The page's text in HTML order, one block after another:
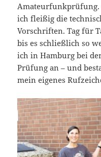
Amateurfunkprüfung.
ich fleißig die
Vorschriften. Tag für
bis es schließlich so
ich in Hamburg bei
Prüfung an – und
mein eigenes